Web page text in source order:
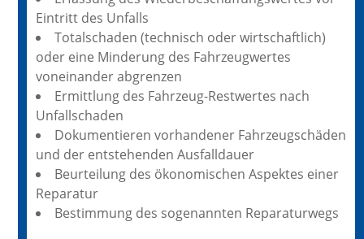
Eintritt des Unfalls
Totalschaden (technisch oder wirtschaftlich)
oder eine Minderung des Fahrzeugwertes
voneinander abgrenzen
Ermittlung des Fahrzeug-Restwertes nach
Unfallschaden
Dokumentieren vorhandener Fahrzeugschäden
und der entstehenden Ausfalldauer
Beurteilung des ökonomischen Aspektes einer
Reparatur
Bestimmung des sogenannten Reparaturwegs